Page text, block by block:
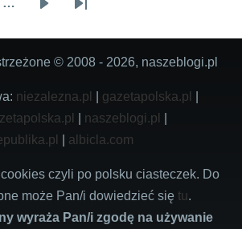
…
NastępnaOstatnia
© 2008 - 2026, naszeblogi.pl
niezalezna.pl gazetapolska.pl
naszeblogi.pl
albicla.com
czyli po polsku ciasteczek. Do
może Pan/i dowiedzieć się tu.
wyraża Pan/i zgodę na używanie